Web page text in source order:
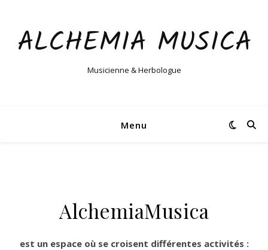
ALCHEMIA MUSICA
Musicienne & Herbologue
Menu
AlchemiaMusica
est un espace où se croisent différentes activités :